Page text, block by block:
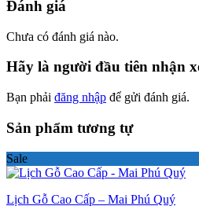
Đánh giá
Chưa có đánh giá nào.
Hãy là người đầu tiên nhận
Bạn phải đăng nhập để gửi đánh giá.
Sản phẩm tương tự
Sale
Lịch Gỗ Cao Cấp – Mai Phú Quý